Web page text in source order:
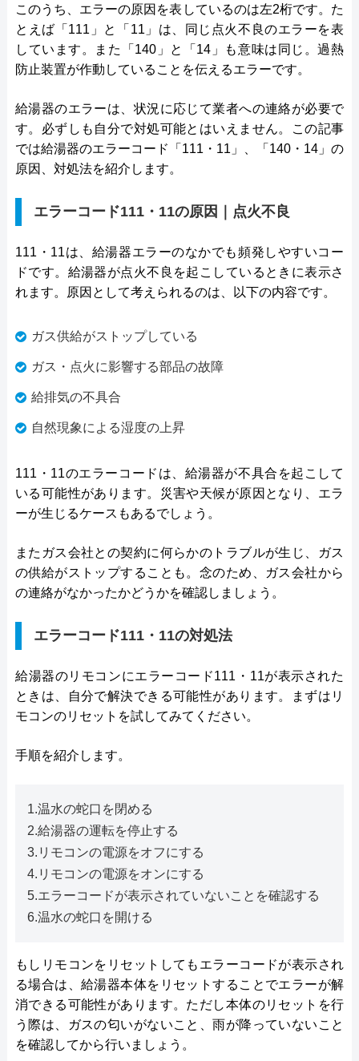
このうち、エラーの原因を表しているのは左2桁です。た
とえば「111」と「11」は、同じ点火不良のエラーを表
しています。また「140」と「14」も意味は同じ。過熱
防止装置が作動していることを伝えるエラーです。
給湯器のエラーは、状況に応じて業者への連絡が必要で
す。必ずしも自分で対処可能とはいえません。この記事
では給湯器のエラーコード「111・11」、「140・14」の
原因、対処法を紹介します。
エラーコード111・11の原因｜点火不良
111・11は、給湯器エラーのなかでも頻発しやすいコー
ドです。給湯器が点火不良を起こしているときに表示さ
れます。原因として考えられるのは、以下の内容です。
ガス供給がストップしている
ガス・点火に影響する部品の故障
給排気の不具合
自然現象による湿度の上昇
111・11のエラーコードは、給湯器が不具合を起こして
いる可能性があります。災害や天候が原因となり、エラ
ーが生じるケースもあるでしょう。
またガス会社との契約に何らかのトラブルが生じ、ガス
の供給がストップすることも。念のため、ガス会社から
の連絡がなかったかどうかを確認しましょう。
エラーコード111・11の対処法
給湯器のリモコンにエラーコード111・11が表示された
ときは、自分で解決できる可能性があります。まずはリ
モコンのリセットを試してみてください。
手順を紹介します。
1.温水の蛇口を閉める
2.給湯器の運転を停止する
3.リモコンの電源をオフにする
4.リモコンの電源をオンにする
5.エラーコードが表示されていないことを確認する
6.温水の蛇口を開ける
もしリモコンをリセットしてもエラーコードが表示され
る場合は、給湯器本体をリセットすることでエラーが解
消できる可能性があります。ただし本体のリセットを行
う際は、ガスの匂いがないこと、雨が降っていないこと
を確認してから行いましょう。